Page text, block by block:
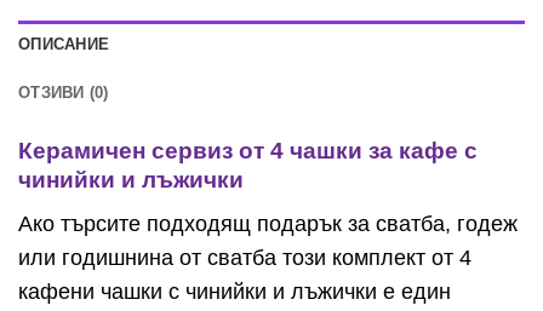
ОПИСАНИЕ
ОТЗИВИ (0)
Керамичен сервиз от 4 чашки за кафе с
чинийки и лъжички
Ако търсите подходящ подарък за сватба, годеж
или годишнина от сватба този комплект от 4
кафени чашки с чинийки и лъжички е един